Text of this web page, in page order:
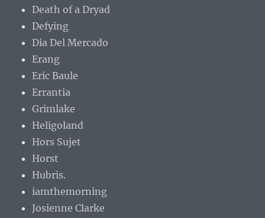
Death of a Dryad
Defying
Dia Del Mercado
Erang
Eric Baule
Errantia
Grimlake
Heligoland
Hors Sujet
Horst
Hubris.
iamthemorning
Josienne Clarke